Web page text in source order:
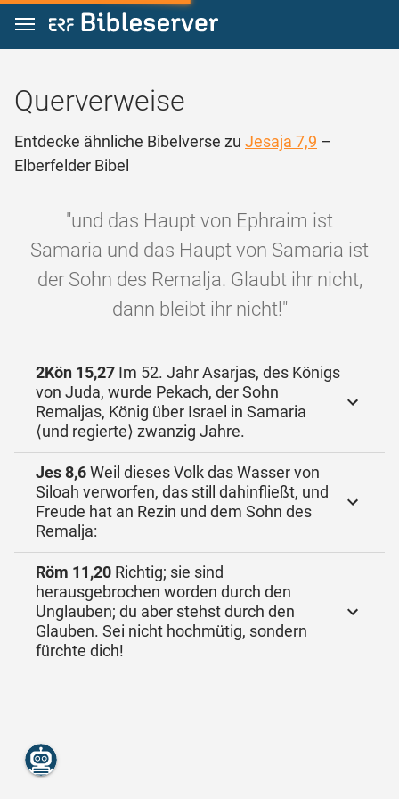
Zum Inhalt springen
Querverweise
Entdecke ähnliche Bibelverse zu Jesaja 7,9 –
Elberfelder Bibel
"und das Haupt von Ephraim ist
Samaria und das Haupt von Samaria ist
der Sohn des Remalja. Glaubt ihr nicht,
dann bleibt ihr nicht!"
2Kön 15,27 Im 52. Jahr Asarjas, des Königs
von Juda, wurde Pekach, der Sohn
Remaljas, König über Israel in Samaria
⟨und regierte⟩ zwanzig Jahre.
Jes 8,6Weil dieses Volk das Wasser von
Siloah verworfen, das still dahinfließt, und
Freude hat an Rezin und dem Sohn des
Remalja:
Röm 11,20 Richtig; sie sind
herausgebrochen worden durch den
Unglauben; du aber stehst durch den
Glauben. Sei nicht hochmütig, sondern
fürchte dich!